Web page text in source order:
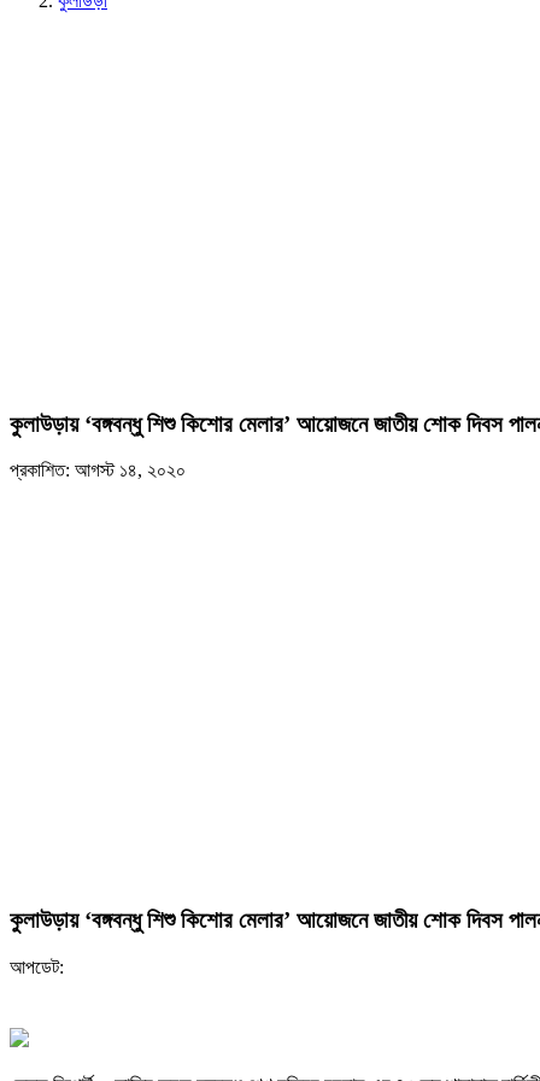
কুলাউড়ায় ‘বঙ্গবন্ধু শিশু কিশোর মেলার’ আয়োজনে জাতীয় শোক দিবস
প্রকাশিত: আগস্ট ১৪, ২০২০
কুলাউড়ায় ‘বঙ্গবন্ধু শিশু কিশোর মেলার’ আয়োজনে জাতীয় শোক দিবস
আপডেট: